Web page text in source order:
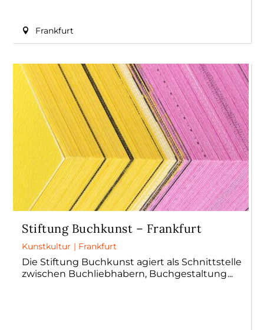
Frankfurt
Stiftung Buchkunst – Frankfurt
Kunstkultur | Frankfurt
Die Stiftung Buchkunst agiert als Schnittstelle
zwischen Buchliebhabern, Buchgestaltung